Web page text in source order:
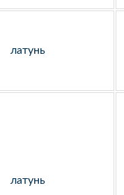
латунь
латунь